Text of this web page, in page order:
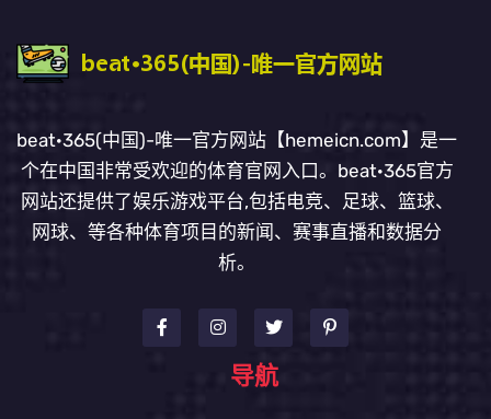
beat·365(中国)-唯一官方网站【hemeicn.com】是一
个在中国非常受欢迎的体育官网入口。beat·365官方
网站还提供了娱乐游戏平台,包括电竞、足球、篮球、
网球、等各种体育项目的新闻、赛事直播和数据分
析。
导航